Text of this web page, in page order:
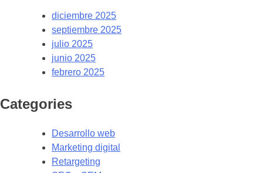
diciembre 2025
septiembre 2025
julio 2025
junio 2025
febrero 2025
Categories
Desarrollo web
Marketing digital
Retargeting